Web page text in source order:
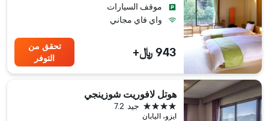
موقف السيارات
واي فاي مجاني
943 ﷼+
تحقق من
التوفر
هوتل لافوريت شوزينجي
ايزو، اليابان
7.2 جيد 4 نجوم